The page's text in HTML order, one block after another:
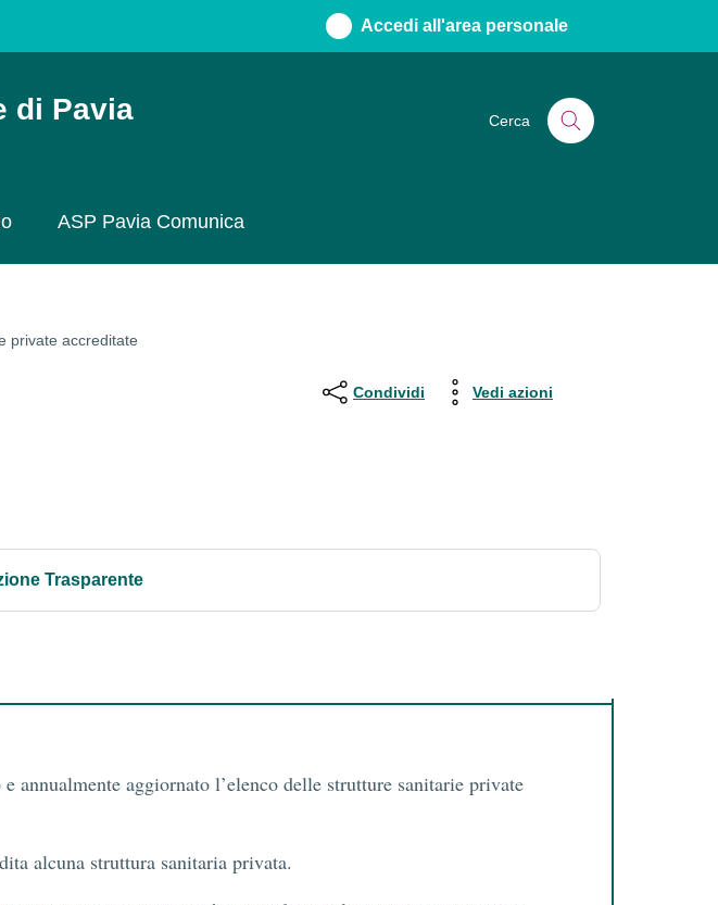
Accedi all'area personale
di Pavia Cerca
ASP Pavia Comunica
private accreditate
Condividi Vedi azioni
Trasparente
annualmente aggiornato l’elenco delle strutture sanitarie private
alcuna struttura sanitaria privata.